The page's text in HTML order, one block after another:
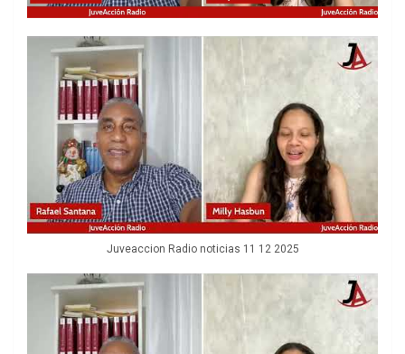
Juveaccion Radio noticias 11 12 2025